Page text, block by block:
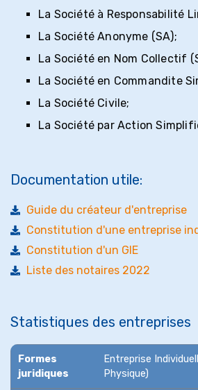
La Société à Responsabilité
La Société Anonyme (SA);
La Société en Nom Collectif
La Société en Commandite
La Société Civile;
La Société par Action
Documentation utile:
Guide du créateur d'entreprise
Constitution d'une entreprise
Constitution d'un GIE
Liste des notaires 2022
Statistiques des entreprises
Formes
juridiques
Entreprise
Physique)